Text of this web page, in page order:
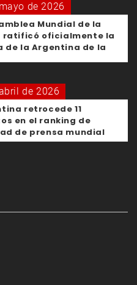
de 2026
Mundial de la
ratificó oficialmente la
de la Argentina de la
de 2026
retrocede 11
en el ranking de
de prensa mundial